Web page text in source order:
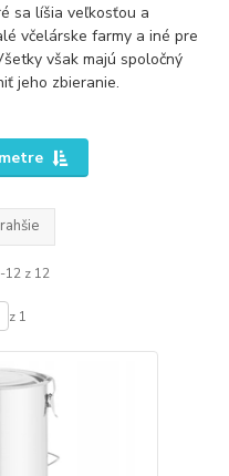
sa líšia veľkosťou a
včelárske farmy a iné pre
však majú spoločný
jeho zbieranie.
z 12
z 1